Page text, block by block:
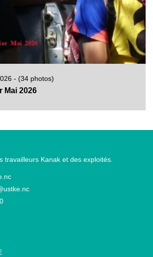
- (34 photos)
Mai 2026
travailleurs Kanak et des exploités.